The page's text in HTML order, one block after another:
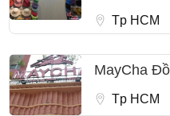
Tp HCM
MayCha
Tp HCM